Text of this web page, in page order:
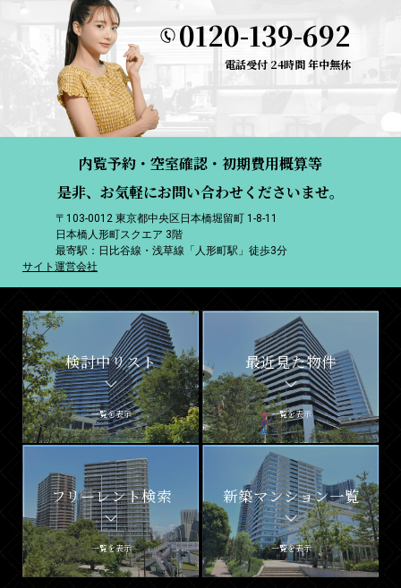
0120-139-692
電話受付 24時間 年中無休
内覧予約・空室確認・初期費用概算等
是非、お気軽にお問い合わせくださいませ。
〒103-0012 東京都中央区日本橋堀留町 1-8-11
日本橋人形町スクエア 3階
最寄駅：日比谷線・浅草線「人形町駅」徒歩3分
サイト運営会社
検討中リスト
一覧を表示
最近見た物件
一覧を表示
フリーレント検索
一覧を表示
新築マンション一覧
一覧を表示